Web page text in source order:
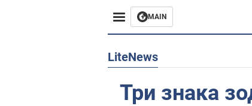
MAIN
Европа
LiteNews
Три знака